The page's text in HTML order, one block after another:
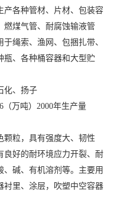
产各种管材、片材、包装容
燃煤气管、耐腐蚀输液管
绳索、渔网、包捆扎带、
瓶、各种桶容器和大型贮
化、扬子
万吨）2000年生产量
颗粒，具有强度大、韧性
良好的耐环境应力开裂、耐
碱、有机溶剂等。主要用
衬里、涂层，吹塑中空容器